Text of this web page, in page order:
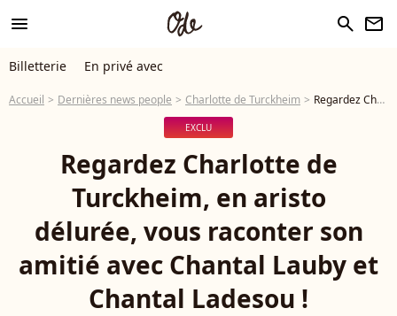
menu search newsletter
Billetterie En privé avec
Accueil Dernières news people Charlotte de Turckheim Regardez Charlotte de Turckheim, en aristo délurée, vous raconter son amitié avec Chantal Lauby et Chantal Ladesou !
EXCLU
Regardez Charlotte de
Turckheim, en aristo
délurée, vous raconter son
amitié avec Chantal Lauby et
Chantal Ladesou !